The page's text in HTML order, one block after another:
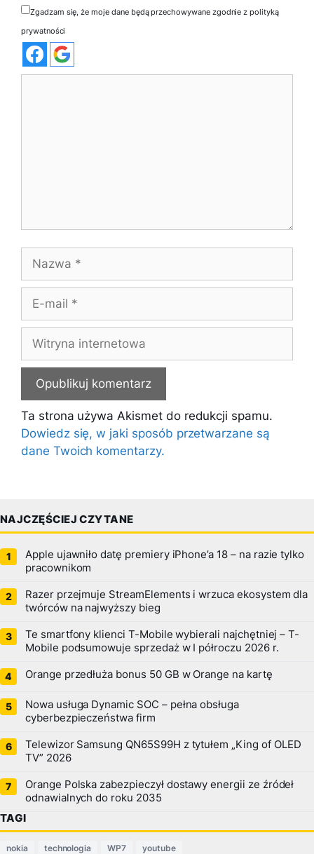
Zgadzam się, że moje dane będą przechowywane zgodnie z polityką
prywatności
Nazwa
Witryna
internetowa
Ta strona używa Akismet do redukcji spamu.
Dowiedz się, w jaki sposób przetwarzane są
dane Twoich komentarzy.
NAJCZĘŚCIEJ CZYTANE
Apple ujawniło datę premiery iPhone’a 18 – na razie tylko
pracownikom
Razer przejmuje StreamElements i wrzuca ekosystem dla
twórców na najwyższy bieg
Te smartfony klienci T-Mobile wybierali najchętniej – T-
Mobile podsumowuje sprzedaż w I półroczu 2026 r.
Orange przedłuża bonus 50 GB w Orange na kartę
Nowa usługa Dynamic SOC – pełna obsługa
cyberbezpieczeństwa firm
Telewizor Samsung QN65S99H z tytułem „King of OLED
TV” 2026
Orange Polska zabezpieczył dostawy energii ze źródeł
odnawialnych do roku 2035
TAGI
nokia technologia WP7 youtube